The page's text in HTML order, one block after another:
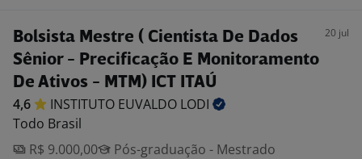
Bolsista Mestre ( Cientista De Dados
Sênior - Precificação E Monitoramento
De Ativos - MTM) ICT ITAÚ
20 jul
4,6 INSTITUTO EUVALDO LODI
Todo Brasil
R$ 9.000,00
Pós-graduação - Mestrado